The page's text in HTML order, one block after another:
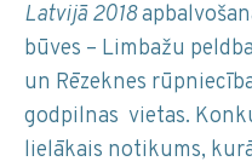
Latvijā 2018
būves – Limbažu
un Rēzeknes
godpilnas vietas.
lielākais notikums,